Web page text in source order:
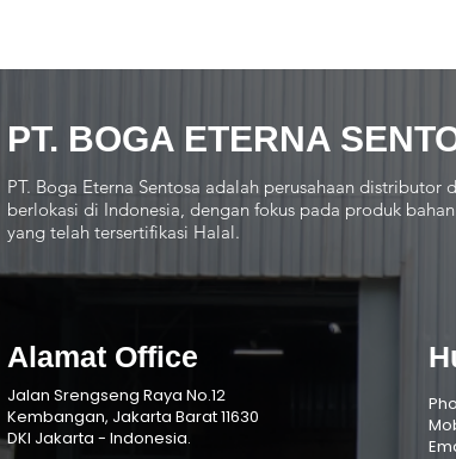
PT. BOGA ETERNA
PT. Boga Eterna Sentosa adalah perusahaan distributor
berlokasi di Indonesia, dengan fokus pada produk
yang telah tersertifikasi Halal.
Alamat Office
Jalan Srengseng Raya No.12
Kembangan, Jakarta Barat 11630
DKI Jakarta - Indonesia.